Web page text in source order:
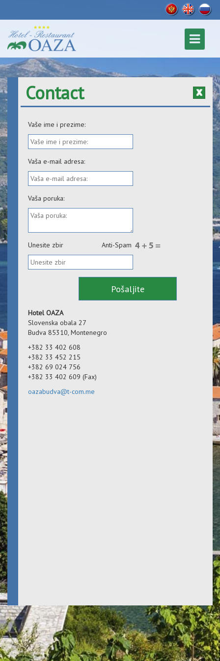
Contact
Vaše ime i prezime:
Vaša e-mail adresa:
Vaša poruka:
Unesite zbir Anti-Spam
Hotel OAZA
Slovenska obala 27
Budva 85310, Montenegro
+382 33 402 608
+382 33 452 215
+382 69 024 756
+382 33 402 609 (Fax)
oazabudva@t-com.me